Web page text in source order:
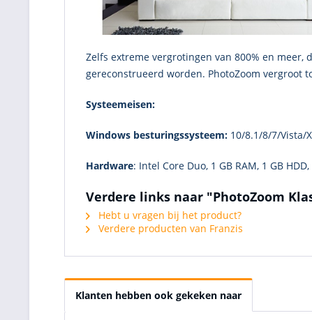
Zelfs extreme vergrotingen van 800% en
gereconstrueerd worden. PhotoZoom vergroot
Systeemeisen:
Windows besturingssysteem: 10/8.1/8/7/Vista/
Hardware: Intel Core Duo, 1 GB RAM, 1 GB
Verdere links naar "PhotoZoom
Hebt u vragen bij het product?
Verdere producten van Franzis
Klanten hebben ook gekeken naar